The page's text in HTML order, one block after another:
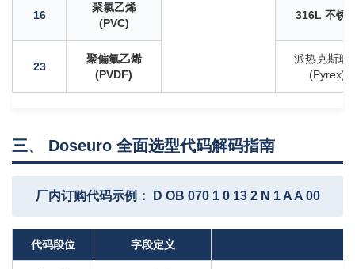
16
聚氯乙烯
(PVC)
316L 不锈
23
聚偏氟乙烯
(PVDF)
派热克斯玻
(Pyrex)
三、 Doseuro 全面选型代码解码指南
厂内订购代码示例： D OB 070 1 0 13 2 N 1 A A 00
代码段位 字段定义